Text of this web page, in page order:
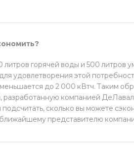
горячей воды и 500 литров
удовлет­ворения этой
до 2 000 кВтч. Таким
разработанную компанией
сколько вы можете
представителю